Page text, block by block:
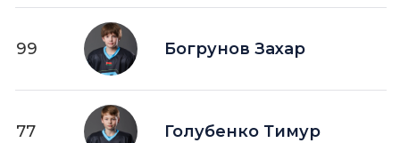
99 Богрунов Захар
77 Голубенко Тимур